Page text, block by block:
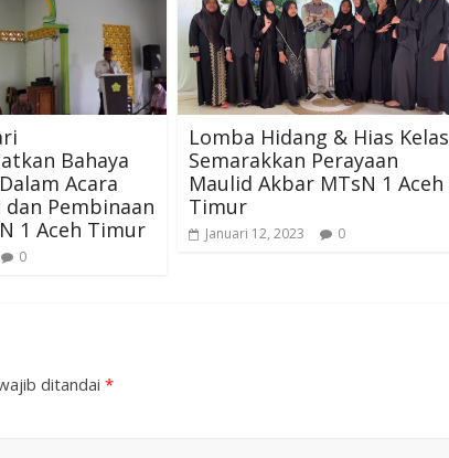
Bahaya
Acara
Pembinaan
1 Aceh Timur
0
Lomba Hidang & Hias Kelas
Semarakkan Perayaan
Maulid Akbar MTsN 1 Aceh
Timur
Januari 12, 2023 0
ditandai *